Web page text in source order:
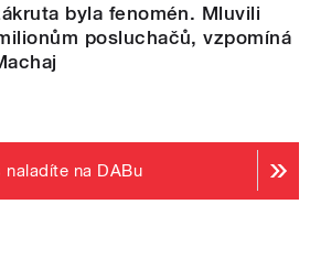
byla fenomén. Mluvili
posluchačů, vzpomíná
naladíte na DABu